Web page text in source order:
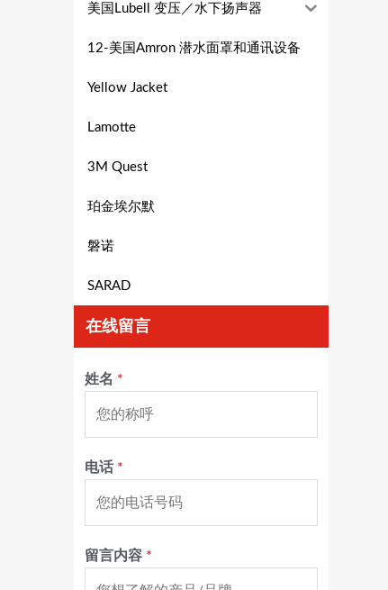
美国Lubell 变压／水下扬声器
12-美国Amron 潜水面罩和通讯设备
Yellow Jacket
Lamotte
3M Quest
珀金埃尔默
磐诺
SARAD
在线留言
姓名 *
电话 *
留言内容 *